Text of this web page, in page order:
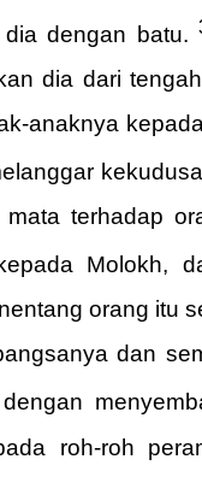
dia dengan batu.
dia dari
anaknya
mata terhadap
Molokh,
orang itu
dan
roh-roh